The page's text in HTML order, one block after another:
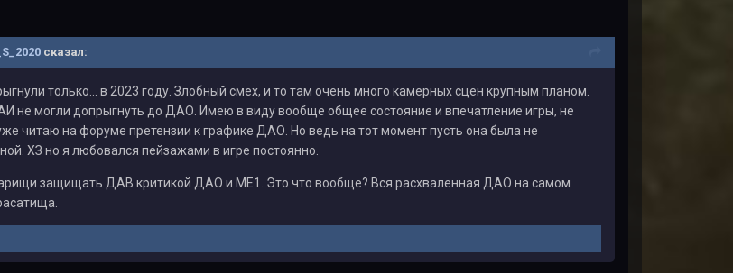
сказал:
только... в 2023 году. Злобный смех, и то там очень много камерных сцен крупным планом.
не могли допрыгнуть до ДАО. Имею в виду вообще общее состояние и впечатление игры, не
читаю на форуме претензии к графике ДАО. Но ведь на тот момент пусть она была не
ХЗ но я любовался пейзажами в игре постоянно.
защищать ДАВ критикой ДАО и МЕ1. Это что вообще? Вся расхваленная ДАО на самом